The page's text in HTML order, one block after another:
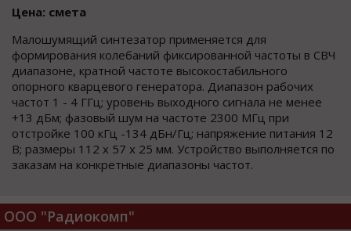
Цена: смета
Малошумящий синтезатор применяется для
формирования колебаний фиксированной частоты в СВЧ
диапазоне, кратной частоте высокостабильного
опорного кварцевого генератора. Диапазон рабочих
частот 1 - 4 ГГц; уровень выходного сигнала не менее
+13 дБм; фазовый шум на частоте 2300 МГц при
отстройке 100 кГц -134 дБн/Гц; напряжение питания 12
В; размеры 112 х 57 х 25 мм. Устройство выполняется по
заказам на конкретные диапазоны частот.
ООО "Радиокомп"